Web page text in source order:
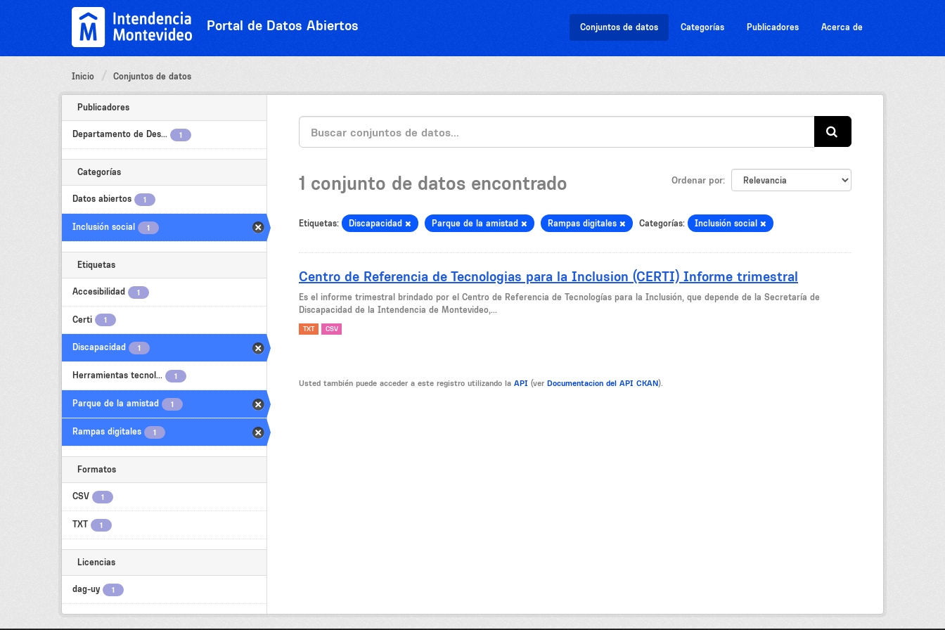
Portal de Datos Abiertos Conjuntos de datos Categorías Publicadores Acerca de
Inicio Conjuntos de datos
Publicadores
Departamento de Des... 1
Categorías
Datos abiertos 1
Inclusión social 1
Etiquetas
Accesibilidad 1
Certi 1
Discapacidad 1
Herramientas tecnol... 1
Parque de la amistad 1
Rampas digitales 1
Formatos
CSV 1
TXT 1
Licencias
dag-uy 1
Ordenar por
1 conjunto de datos encontrado
Etiquetas: Discapacidad Parque de la amistad Rampas digitales Categorías: Inclusión social
Centro de Referencia de Tecnologias para la Inclusion (CERTI) Informe trimestral
Es el informe trimestral brindado por el Centro de Referencia de Tecnologías para la Inclusión, que depende de la Secretaría de
Discapacidad de la Intendencia de Montevideo,...
TXT CSV
Usted también puede acceder a este registro utilizando la API (ver Documentacion del API CKAN).